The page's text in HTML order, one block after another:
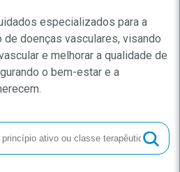
especializados para a
de doenças vasculares, visando
e melhorar a qualidade de
o bem-estar e a